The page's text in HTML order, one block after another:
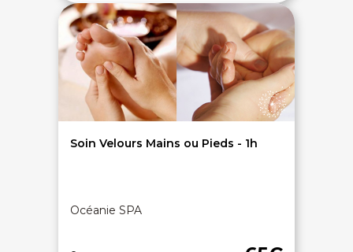
Soin Velours Mains ou Pieds - 1h
Océanie SPA